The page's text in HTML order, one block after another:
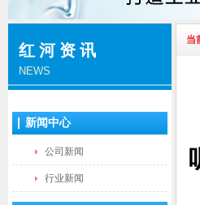
红河资讯
NEWS
新闻中心
公司新闻
行业新闻
当